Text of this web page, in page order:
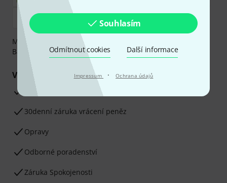
Souhlasím
Odmítnout cookies Další informace
Impressum · Ochrana údajů
Můžete bezpečně platit těmito metodami: Dobírka,
Bankovní převod, PayPal nebo Kreditní karta.
Vaše výhody
3letá záruka firmy Thomann
30denní záruka vrácení peněz
Opravy
Odborné poradenství
Záruka Spokojenosti